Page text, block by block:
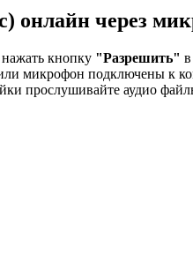
онлайн через
кнопку "Разрешить" в
микрофон подключены к
прослушивайте аудио